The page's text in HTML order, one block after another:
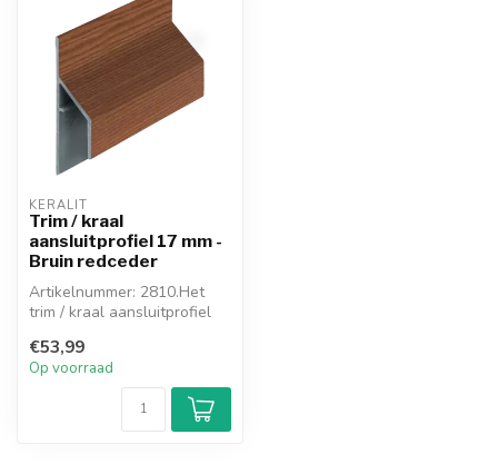
KERALIT
Trim / kraal
aansluitprofiel 17 mm -
Bruin redceder
Artikelnummer: 2810.Het
trim / kraal aansluitprofiel
geen...
€53,99
Op voorraad